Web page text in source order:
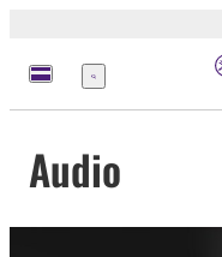
Menu
Audio